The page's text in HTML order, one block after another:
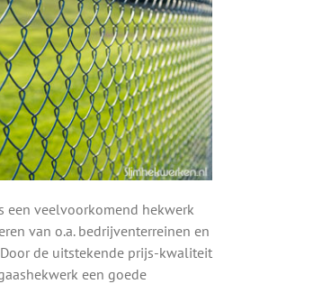
een veelvoorkomend hekwerk
van o.a. bedrijventerreinen en
de uitstekende prijs-kwaliteit
een goede